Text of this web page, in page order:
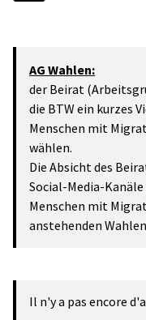
AG Wahlen:
der Beirat
die BTW ein kurzes
Menschen mit
wählen.
Die Absicht des
Social-Media-
Menschen mit
anstehenden
Il n'y a pas encore